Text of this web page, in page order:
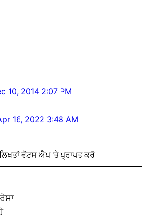
10, 2014 2:07 PM
16, 2022 3:48 AM
ਵੱਟਸ ਐਪ 'ਤੇ ਪ੍ਰਾਪਤ ਕਰੋ